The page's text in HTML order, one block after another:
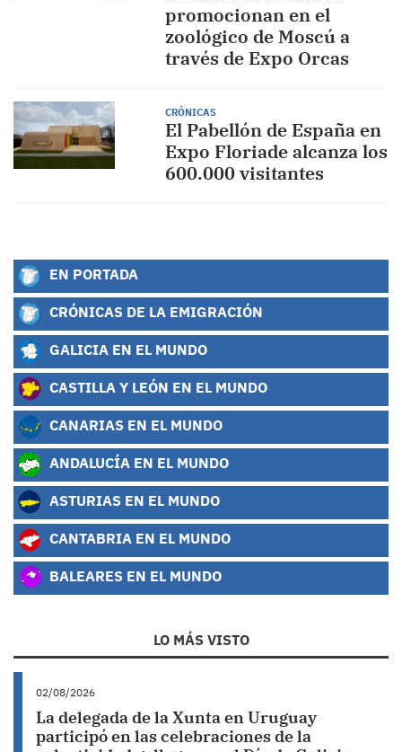
promocionan en el
zoológico de Moscú a
través de Expo Orcas
CRÓNICAS
El Pabellón de España en
Expo Floriade alcanza los
600.000 visitantes
EN PORTADA
CRÓNICAS DE LA EMIGRACIÓN
GALICIA EN EL MUNDO
CASTILLA Y LEÓN EN EL MUNDO
CANARIAS EN EL MUNDO
ANDALUCÍA EN EL MUNDO
ASTURIAS EN EL MUNDO
CANTABRIA EN EL MUNDO
BALEARES EN EL MUNDO
LO MÁS VISTO
02/08/2026
La delegada de la Xunta en Uruguay
participó en las celebraciones de la